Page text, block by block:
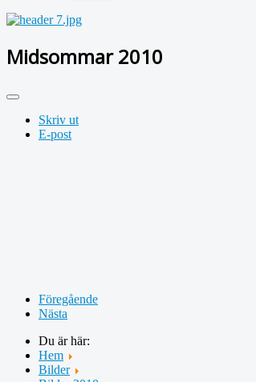
Midsommar 2010
Skriv ut
E-post
Föregående
Nästa
Du är här:
Hem
Bilder